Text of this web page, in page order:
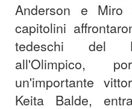
Anderson e
capitolini
tedeschi del
all'Olimpico,
un'importante
Keita Balde,